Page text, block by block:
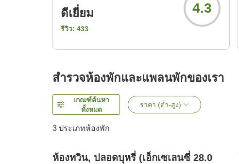
ดีเยี่ยม
รีวิว: 433
4.3
สำรวจห้องพักและแพลนพักของเรา
เกณฑ์ค้นหา
ทั้งหมด
ราคา (ต่ำ-สูง)
3 ประเภทห้องพัก
ห้องทวิน, ปลอดบุหรี่ (เอ็กเซเลนซี่ 28.0